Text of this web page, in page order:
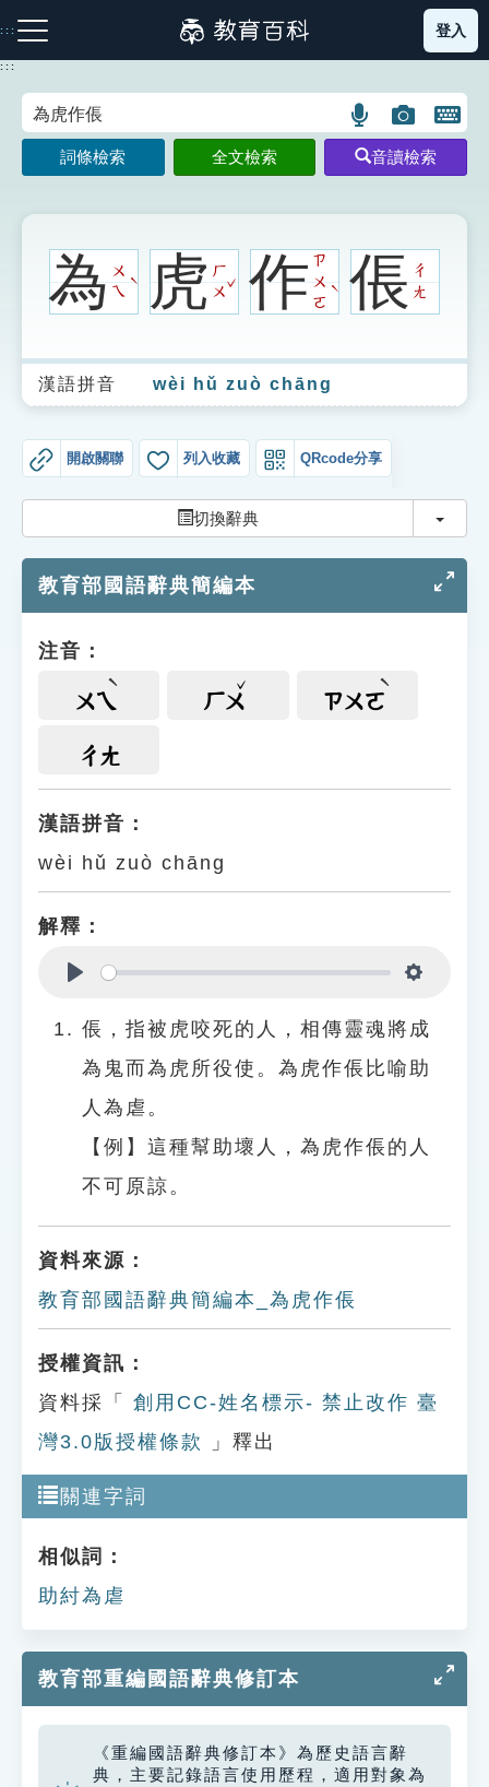
到
主
:::
注音索引圖示 筆畫索引圖示 部首索引表圖示
生字詞彙表
成語故事
索引選單
單字索引
遊戲專區
教學應用
貓頭鷹博士
登入
:::
語
言
搜
示
圖
片
搜
示
開
鍵
圖
詞條檢索 全文檢索 音讀檢索
為ㄨ
ㄟ
ˋ 虎ㄏ
ㄨ
ˇ作ㄗ
ㄨ
ㄛ
ˋ 倀ㄔ
ㄤ
漢語拼音 wèi hǔ zuò chāng
開啟關聯 列入收藏 QRcode分享
切換辭典 切換
教育部國語辭典簡編本
注音：
ㄨㄟ ㄏㄨ ㄗㄨㄛ
ㄔㄤ
漢語拼音：
wèi hǔ zuò chāng
解釋：
倀，指被虎咬死的人，相傳靈魂將成
為鬼而為虎所役使。為虎作倀比喻助
人為虐。
【例】這種幫助壞人，為虎作倀的人
不可原諒。
資料來源：
教育部國語辭典簡編本_為虎作倀
授權資訊：
資料採「
創用CC-姓名標示- 禁止改作 臺
灣3.0版授權條款
」釋出
關連字詞
相似詞：
助紂為虐
教育部重編國語辭典修訂本
《重編國語辭典修訂本》為歷史語言辭
典，主要記錄語言使用歷程，適用對象為